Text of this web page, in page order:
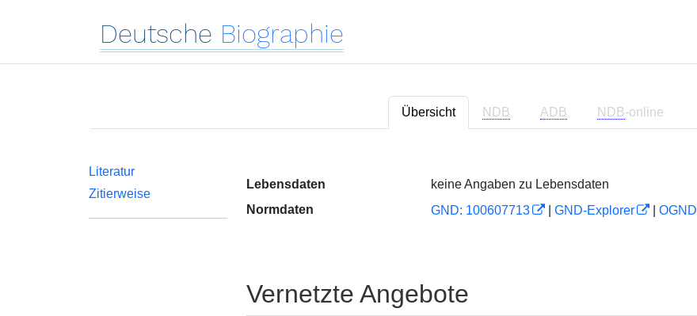
Deutsche Biographie
Übersicht NDB ADB NDB-online
Literatur
Zitierweise
Lebensdaten
keine Angaben zu Lebensdaten
Normdaten
GND: 100607713 GND-Explorer OGND
Vernetzte Angebote